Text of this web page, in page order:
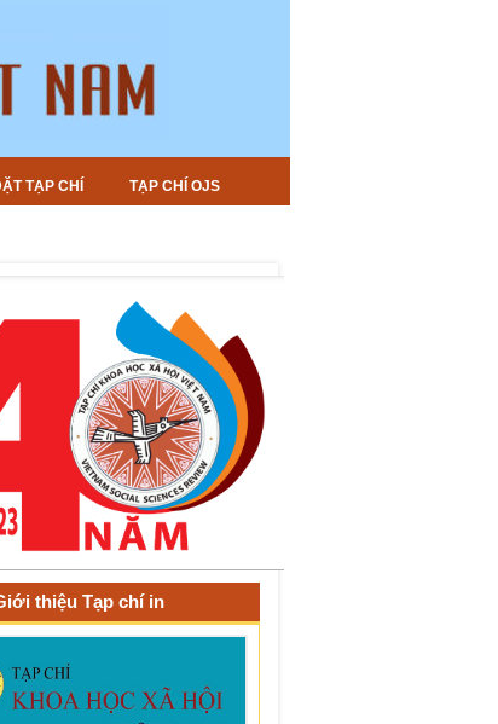
TẠP CHÍ TẠP CHÍ OJS
thiệu Tạp chí in